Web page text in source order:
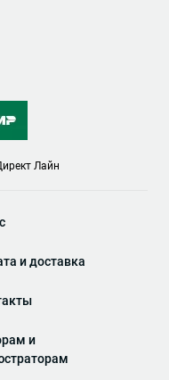
и доставка
и
Лайн